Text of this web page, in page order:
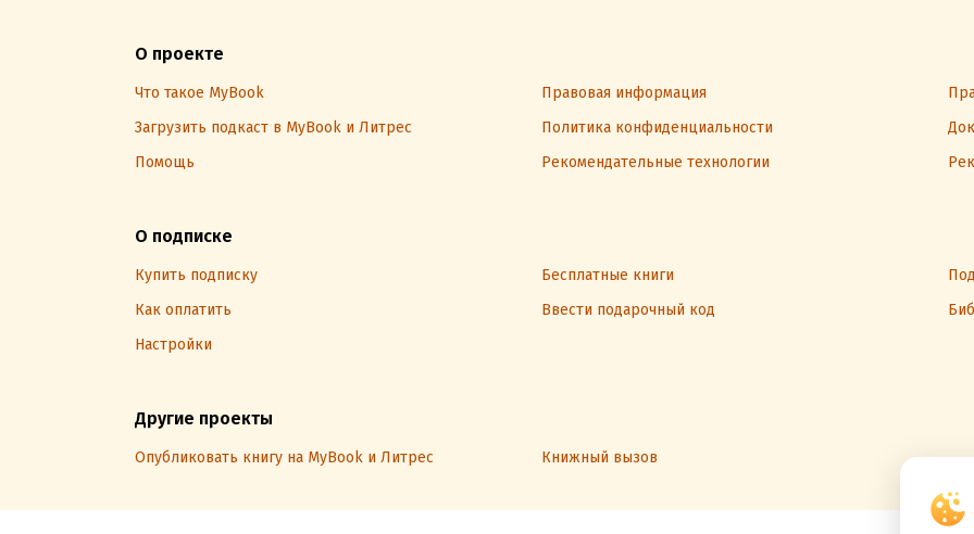
О проекте
Что такое MyBook Правовая информация
Загрузить подкаст в MyBook и Литрес
Политика конфиденциальности
Помощь
Рекомендательные технологии
О подписке
Купить подписку Бесплатные книги
Как оплатить
Ввести подарочный код
Настройки
Другие проекты
Опубликовать книгу на MyBook и Литрес Книжный вызов